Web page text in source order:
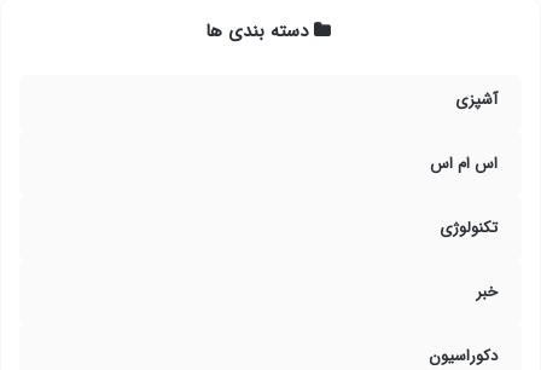
دسته بندی ها
آشپزی
اس ام اس
تکنولوژی
خبر
دکوراسیون